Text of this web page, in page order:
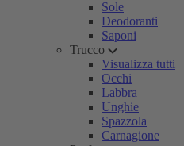
Sole
Deodoranti
Saponi
Trucco
Visualizza tutti
Occhi
Labbra
Unghie
Spazzola
Carnagione